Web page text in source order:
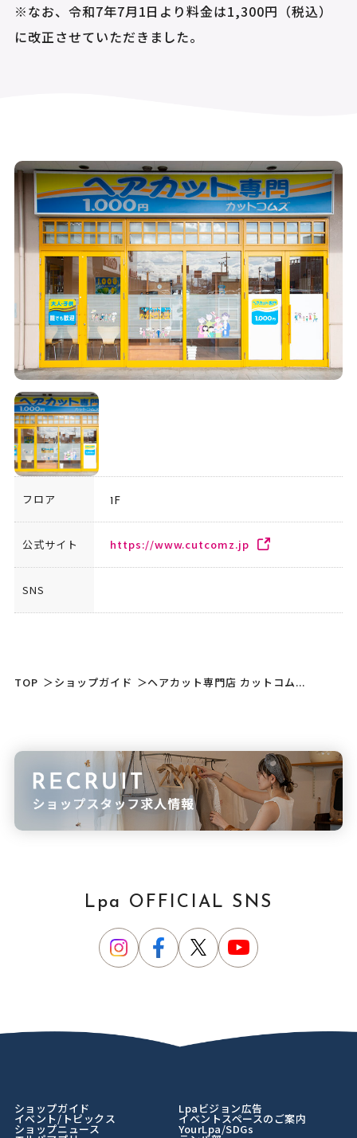
※なお、令和7年7月1日より料金は1,300円（税込）
に改正させていただきました。
フロア 1F
公式サイト https://www.cutcomz.jp
SNS
TOP ＞ショップガイド ＞ヘアカット専門店 カットコム...
Lpa OFFICIAL SNS
ショップガイド Lpaビジョン広告
イベント/トピックス イベントスペースのご案内
ショップニュース YourLpa/SDGs